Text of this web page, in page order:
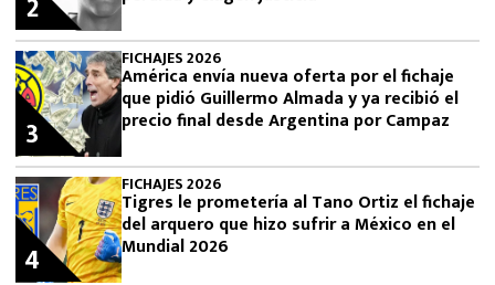
2
FICHAJES 2026
América envía nueva oferta por el fichaje
que pidió Guillermo Almada y ya recibió el
precio final desde Argentina por Campaz
3
FICHAJES 2026
Tigres le prometería al Tano Ortiz el fichaje
del arquero que hizo sufrir a México en el
Mundial 2026
4